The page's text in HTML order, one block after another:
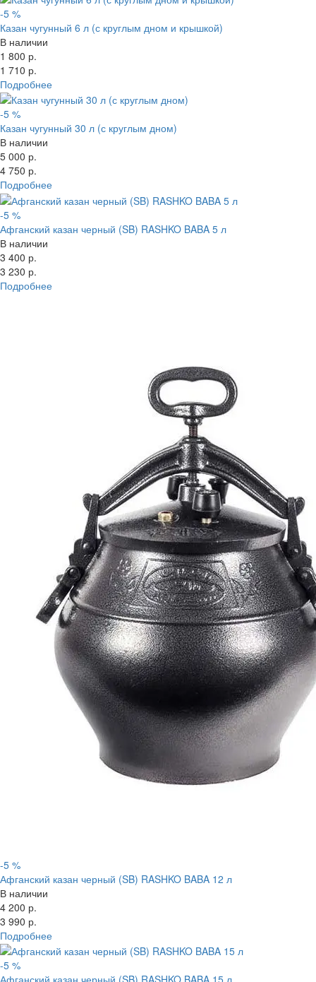
-5 %
Казан чугунный 6 л (с круглым дном и крышкой)
В наличии
1 800 р.
1 710 р.
Подробнее
-5 %
Казан чугунный 30 л (с круглым дном)
В наличии
5 000 р.
4 750 р.
Подробнее
-5 %
Афганский казан черный (SB) RASHKO BABA 5 л
В наличии
3 400 р.
3 230 р.
Подробнее
-5 %
Афганский казан черный (SB) RASHKO BABA 12 л
В наличии
4 200 р.
3 990 р.
Подробнее
-5 %
Афганский казан черный (SB) RASHKO BABA 15 л